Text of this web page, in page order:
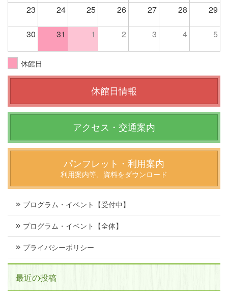
23 24 25 26 27 28 29
30 31 1 2 3 4 5
休館日
休館日情報
アクセス・交通案内
パンフレット・利用案内
利用案内等、資料をダウンロード
プログラム・イベント【受付中】
プログラム・イベント【全体】
プライバシーポリシー
最近の投稿